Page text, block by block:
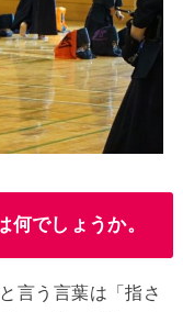
でしょうか。
言う言葉は「指さ